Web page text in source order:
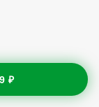
₽